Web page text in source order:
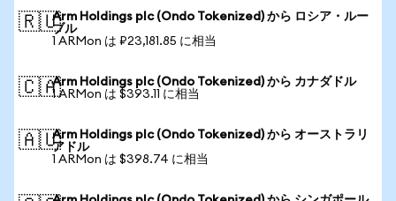
🇷🇺Arm Holdings plc (Ondo Tokenized) から ロシア・ルー
ブル
1 ARMon は ₽23,181.85 に相当
🇨🇦Arm Holdings plc (Ondo Tokenized) から カナダドル
1 ARMon は $393.11 に相当
🇦🇺Arm Holdings plc (Ondo Tokenized) から オーストラリ
アドル
1 ARMon は $398.74 に相当